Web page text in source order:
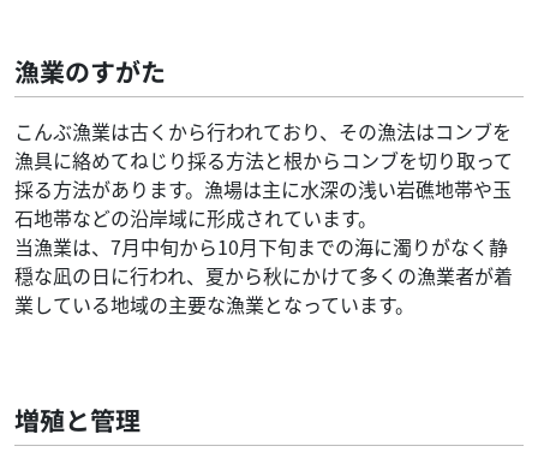
漁業のすがた
こんぶ漁業は古くから行われており、その漁法はコンブを
漁具に絡めてねじり採る方法と根からコンブを切り取って
採る方法があります。漁場は主に水深の浅い岩礁地帯や玉
石地帯などの沿岸域に形成されています。
当漁業は、7月中旬から10月下旬までの海に濁りがなく静
穏な凪の日に行われ、夏から秋にかけて多くの漁業者が着
業している地域の主要な漁業となっています。
増殖と管理